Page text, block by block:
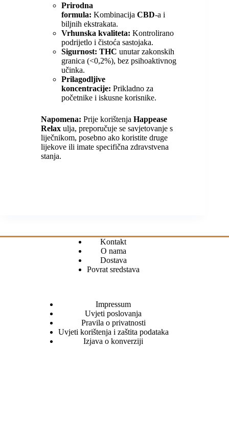
Prirodna
formula: Kombinacija CBD-a i
biljnih ekstrakata.
Vrhunska kvaliteta: Kontrolirano
podrijetlo i čistoća sastojaka.
Sigurnost: THC unutar zakonskih
granica (<0,2%), bez psihoaktivnog
učinka.
Prilagodljive
koncentracije: Prikladno za
početnike i iskusne korisnike.
Napomena: Prije korištenja Happease
Relax ulja, preporučuje se savjetovanje s
liječnikom, posebno ako koristite druge
lijekove ili imate specifična zdravstvena
stanja.
Kontakt
O nama
Dostava
Povrat sredstava
Impressum
Uvjeti poslovanja
Pravila o privatnosti
Uvjeti korištenja i zaštita podataka
Izjava o konverziji